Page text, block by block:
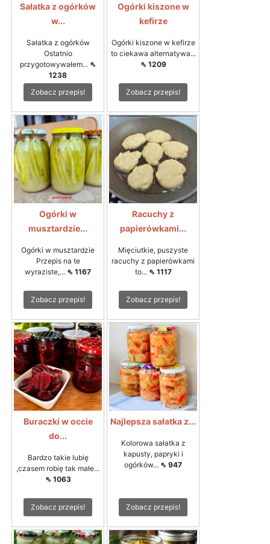
Sałatka z ogórków
w...
Sałatka z ogórków
Ostatnio
przygotowywałem... ⇖
1238
Zobacz przepis!
Ogórki kiszone w
kefirze
Ogórki kiszone w kefirze
to ciekawa alternatywa...
⇖ 1209
Zobacz przepis!
Ogórki w
musztardzie...
Ogórki w musztardzie
Przepis na te
wyraziste,... ⇖ 1167
Zobacz przepis!
Racuchy z
papierówkami...
Mięciutkie, puszyste
racuchy z papierówkami
to... ⇖ 1117
Zobacz przepis!
Buraczki w occie
do...
Bardzo takie lubię
,czasem robię tak małe...
⇖ 1063
Zobacz przepis!
Najlepsza sałatka z...
Kolorowa sałatka z
kapusty, papryki i
ogórków... ⇖ 947
Zobacz przepis!